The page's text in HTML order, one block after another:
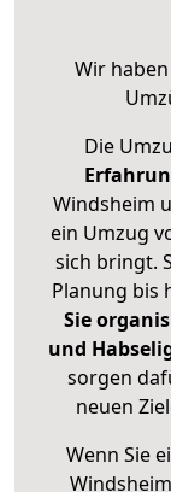
Wir
Die
Windsheim
ein Umzug
sich bringt.
Planung bis
Sie
und
sorgen
neuen
Wenn Sie